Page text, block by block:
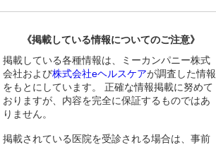
《掲載している情報についてのご注意》
掲載している各種情報は、ミーカンパニー株式
会社および株式会社eヘルスケアが調査した情報
をもとにしています。 正確な情報掲載に努めて
おりますが、内容を完全に保証するものではあ
りません。
掲載されている医院を受診される場合は、事前